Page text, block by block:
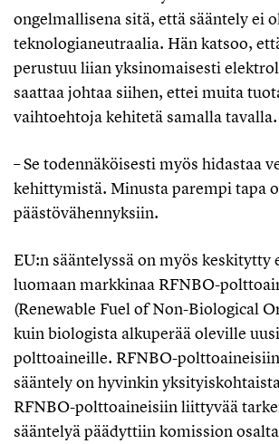
ongelmallisena sitä, että sääntely ei
teknologianeutraalia. Hän katsoo,
perustuu liian yksinomaisesti
saattaa johtaa siihen, ettei muita
vaihtoehtoja kehitetä samalla tavalla.
– Se todennäköisesti myös hidastaa
kehittymistä. Minusta parempi tapa
päästövähennyksiin.
EU:n sääntelyssä on myös keskitytty
luomaan markkinaa RFNBO-
(Renewable Fuel of Non-Biological
kuin biologista alkuperää oleville
polttoaineille. RFNBO-
sääntely on hyvinkin
RFNBO-polttoaineisiin liittyvää
sääntelyä päädyttiin komission